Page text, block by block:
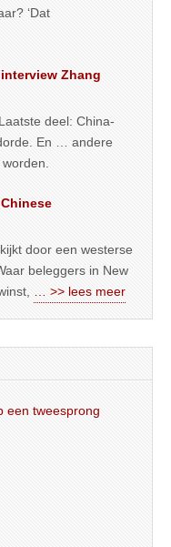
‘Dat
Zhang
deel: China-
En … andere
door een westerse
beleggers in New
… >> lees meer
op een tweesprong